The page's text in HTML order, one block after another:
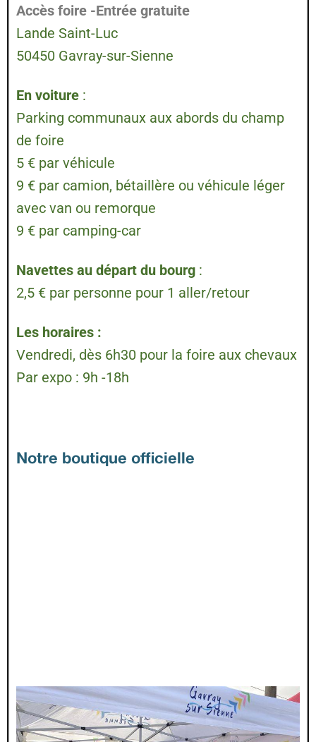
Accès foire -Entrée gratuite
Lande Saint-Luc
50450 Gavray-sur-Sienne
En voiture :
Parking communaux aux abords du champ
de foire
5 € par véhicule
9 € par camion, bétaillère ou véhicule léger
avec van ou remorque
9 € par camping-car
Navettes au départ du bourg :
2,5 € par personne pour 1 aller/retour
Les horaires :
Vendredi, dès 6h30 pour la foire aux chevaux
Par expo : 9h -18h
Notre boutique officielle